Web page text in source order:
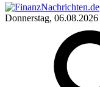
Donnerstag, 06.08.2026